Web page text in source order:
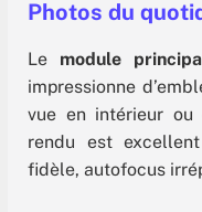
Photos du
Le module
impressionne
vue en intérieur ou
rendu est
fidèle, autofocus